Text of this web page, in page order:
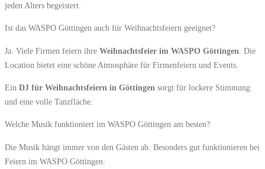
jeden Alters begeistert.
Ist das WASPO Göttingen auch für Weihnachtsfeiern geeignet?
Ja. Viele Firmen feiern ihre Weihnachtsfeier im WASPO Göttingen . Die
Location bietet eine schöne Atmosphäre für Firmenfeiern und Events.
Ein DJ für Weihnachtsfeiern in Göttingen sorgt für lockere Stimmung
und eine volle Tanzfläche.
Welche Musik funktioniert im WASPO Göttingen am besten?
Die Musik hängt immer von den Gästen ab. Besonders gut funktionieren bei
Feiern im WASPO Göttingen: